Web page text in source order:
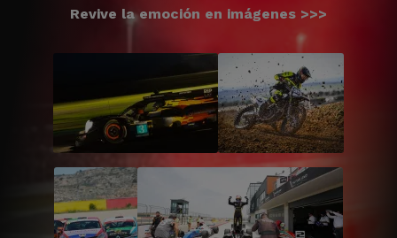
Revive la emoción en imágenes >>>